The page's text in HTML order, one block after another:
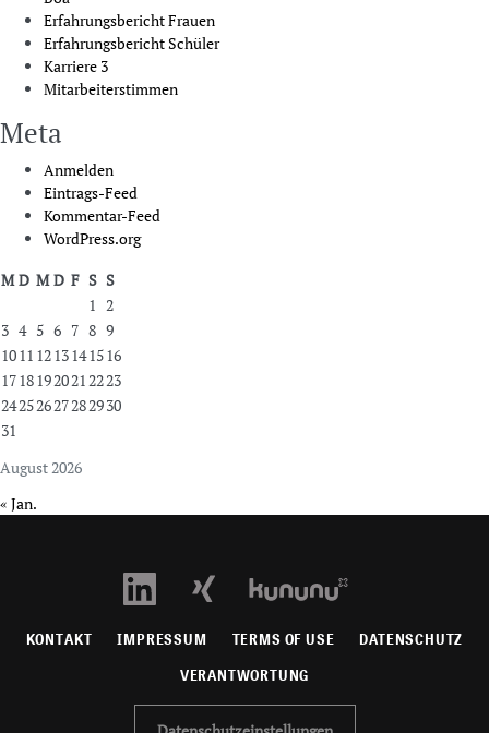
Erfahrungsbericht Frauen
Erfahrungsbericht Schüler
Karriere 3
Mitarbeiterstimmen
Meta
Anmelden
Eintrags-Feed
Kommentar-Feed
WordPress.org
August 2026
M D M D F S S
1 2
3 4 5 6 7 8 9
1011 1213141516
17181920212223
24252627282930
31
« Jan.
KONTAKT IMPRESSUM TERMS OF USE DATENSCHUTZ
VERANTWORTUNG